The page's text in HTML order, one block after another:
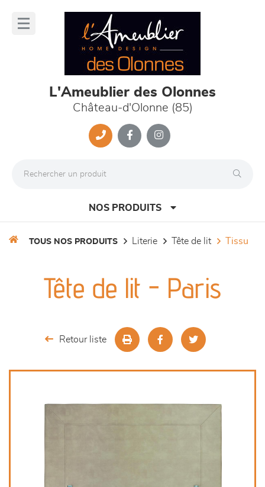
L'Ameublier des Olonnes
Château-d'Olonne (85)
NOS PRODUITS
séjours
meubles de complément
TOUS NOS PRODUITS literie tête de lit tissu
Tête de lit - Paris
Retour liste